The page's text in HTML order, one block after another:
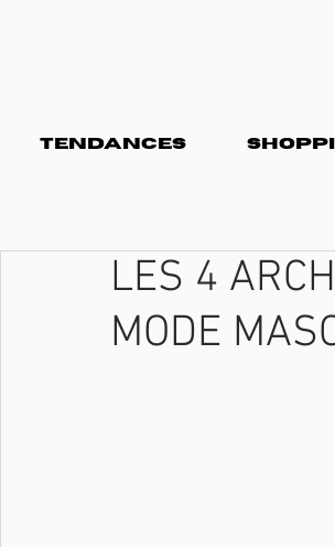
TENDANCES
LES 4
MODE